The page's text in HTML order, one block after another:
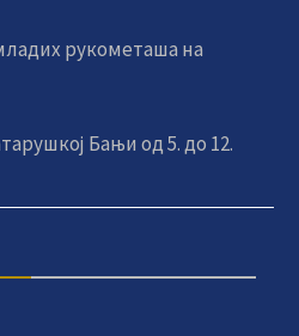
рукометаша на
Бањи од 5. до 12.